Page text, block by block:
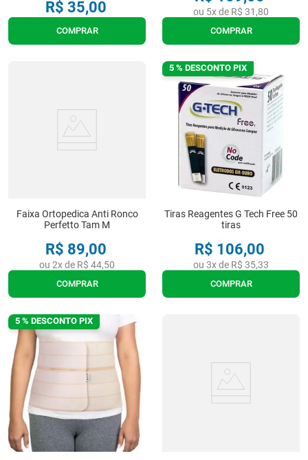
R$ 35,00
COMPRAR
ou 5x de R$ 31 ,80
COMPRAR
Faixa Ortopedica Anti Ronco
Perfetto Tam M
R$ 89,00
ou 2x de R$ 44,50
COMPRAR
5 % DESCONTO PIX
Tiras Reagentes G Tech Free 50
tiras
R$ 106,00
ou 3x de R$ 35,33
COMPRAR
5 % DESCONTO PIX